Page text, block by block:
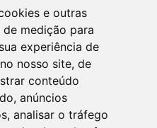
e outras
medição para
experiência de
nosso site, de
conteúdo
anúncios
analisar o tráfego
(manhã);
Centro - CEP: 95340-